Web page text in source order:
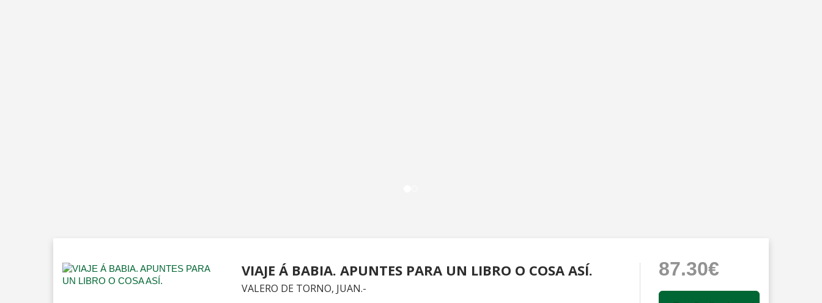
VIAJE Á BABIA. APUNTES PARA UN LIBRO O COSA ASÍ.
VALERO DE TORNO, JUAN.-
87.30€